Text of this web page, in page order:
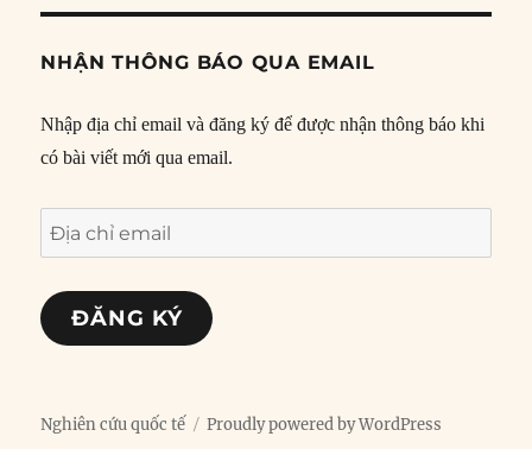
NHẬN THÔNG BÁO QUA EMAIL
Nhập địa chỉ email và đăng ký để được nhận thông báo khi
có bài viết mới qua email.
Địa
chỉ
email
ĐĂNG KÝ
Nghiên cứu quốc tế Proudly powered by WordPress